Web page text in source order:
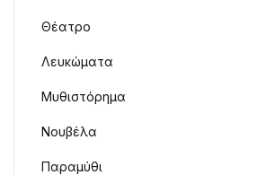
Θέατρο
Λευκώματα
Μυθιστόρημα
Νουβέλα
Παραμύθι